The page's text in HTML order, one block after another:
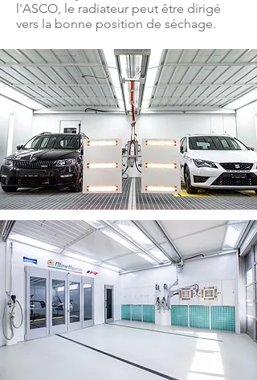
l'ASCO, le radiateur peut être dirigé
vers la bonne position de séchage.